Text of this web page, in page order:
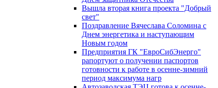
Вышла вторая книга проекта "Добрый
свет"
Поздравление Вячеслава Соломина с
Днем энергетика и наступающим
Новым годом
Предприятия ГК "ЕвроСибЭнерго"
рапортуют о получении паспортов
готовности к работе в осенне-зимний
период максимума нагр